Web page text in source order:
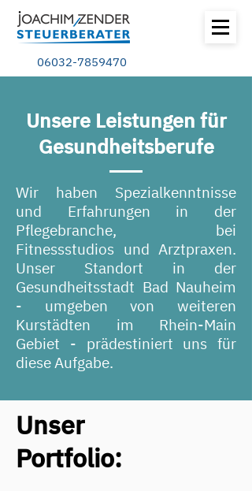
06032-7859470
Unsere Leistungen für
Gesundheitsberufe
Wir haben Spezialkenntnisse
und Erfahrungen in der
Pflegebranche, bei
Fitnessstudios und Arztpraxen.
Unser Standort in der
Gesundheitsstadt Bad Nauheim
- umgeben von weiteren
Kurstädten im Rhein-Main
Gebiet - prädestiniert uns für
diese Aufgabe.
Unser
Portfolio: